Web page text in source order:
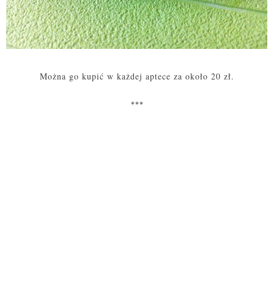
Można go kupić w każdej aptece za około 20 zł.
***